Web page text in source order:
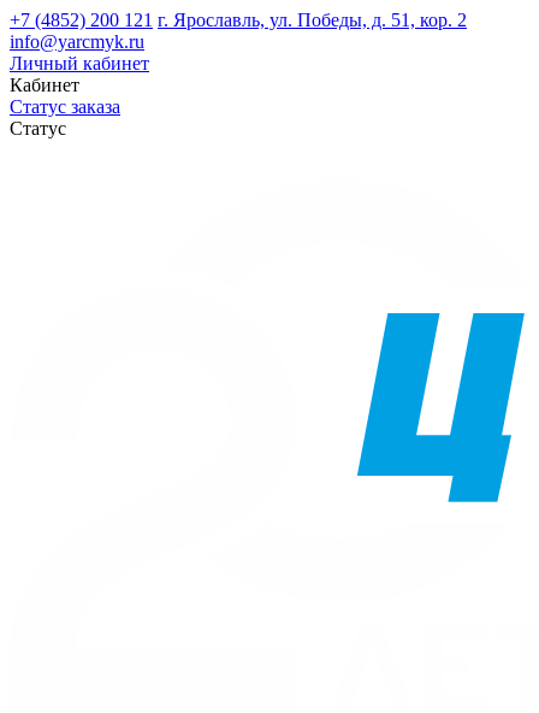
+7 (4852) 200 121 г. Ярославль, ул. Победы, д. 51, кор. 2
info@yarcmyk.ru
Личный кабинет
Кабинет
Статус заказа
Статус